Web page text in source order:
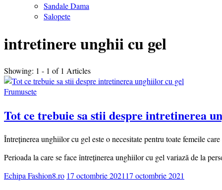
Sandale Dama
Salopete
intretinere unghii cu gel
Showing: 1 - 1 of 1 Articles
Frumusete
Tot ce trebuie sa stii despre intretinerea
Întreținerea unghiilor cu gel este o necesitate pentru toate femeile
Perioada la care se face întreținerea unghiilor cu gel variază de la
Echipa Fashion8.ro 17 octombrie 202117 octombrie 2021